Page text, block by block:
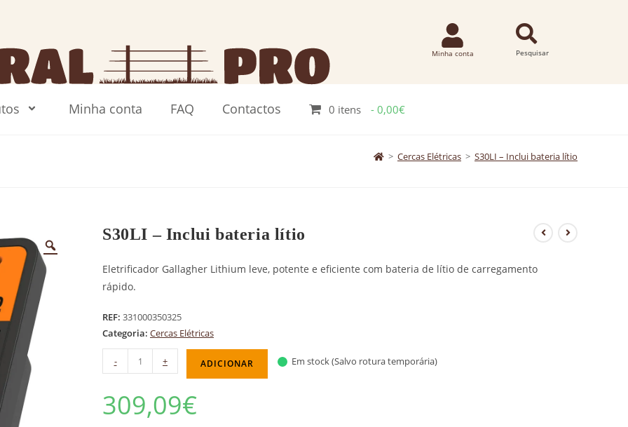
Minha conta FAQ Contactos 0 itens 0,00€
> Cercas Elétricas > S30LI – Inclui bateria lítio
S30LI – Inclui bateria lítio
Eletrificador Gallagher Lithium leve, potente e eficiente com bateria de lítio de carregamento
rápido.
REF: 331000350325
Categoria: Cercas Elétricas
- + ADICIONAR Em stock (Salvo rotura temporária)
309,09€